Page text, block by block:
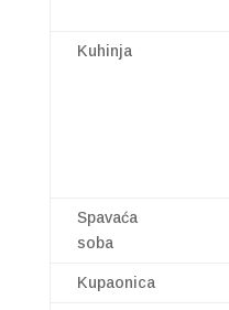
Kuhinja
Spavaća
soba
Kupaonica